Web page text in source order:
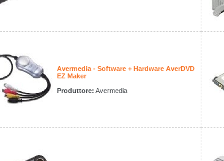
Avermedia - Software + Hardware AverDVD
EZ Maker
Produttore: Avermedia